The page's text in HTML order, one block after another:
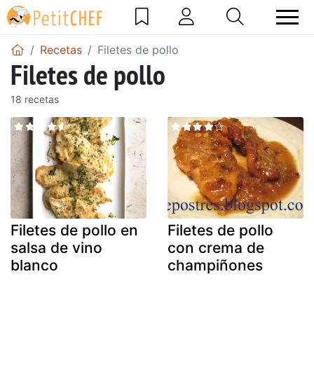
Recetas Filetes de pollo
Filetes de pollo
18 recetas
Filetes de pollo en
salsa de vino
blanco
Filetes de pollo
con crema de
champiñones